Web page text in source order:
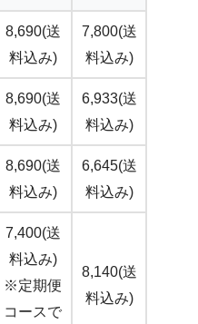
8,690(送
料込み)
7,800(送
料込み)
8,690(送
料込み)
6,933(送
料込み)
8,690(送
料込み)
6,645(送
料込み)
7,400(送
料込み)
※定期便
コースで
8,140(送
料込み)